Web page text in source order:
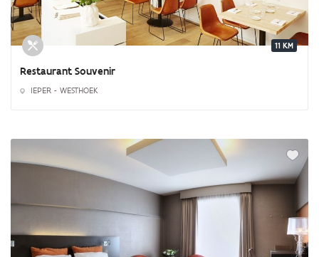
11 KM
Restaurant Souvenir
IEPER - WESTHOEK